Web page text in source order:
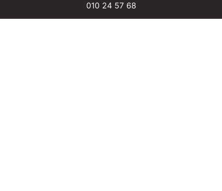
010 24 57 68